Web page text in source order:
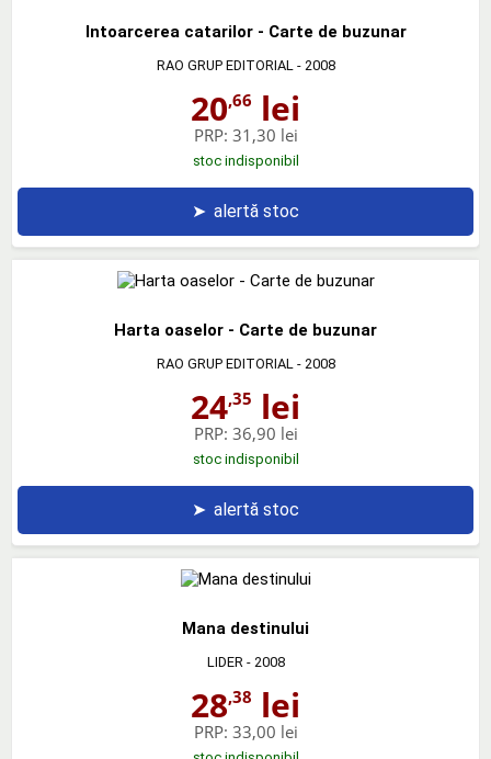
Intoarcerea catarilor - Carte de buzunar
RAO GRUP EDITORIAL - 2008
20,66 lei
PRP: 31,30 lei
stoc indisponibil
➤ alertă stoc
Harta oaselor - Carte de buzunar
RAO GRUP EDITORIAL - 2008
24,35 lei
PRP: 36,90 lei
stoc indisponibil
➤ alertă stoc
Mana destinului
LIDER - 2008
28,38 lei
PRP: 33,00 lei